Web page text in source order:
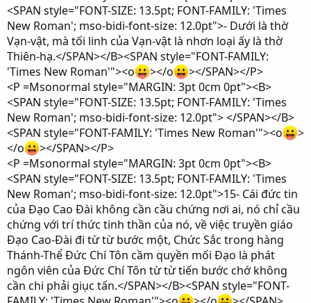
<SPAN style="FONT-SIZE: 13.5pt; FONT-FAMILY: 'Times
New Roman'; mso-bidi-font-size: 12.0pt">- Dưới là thờ
Vạn-vật, mà tối linh của Vạn-vật là nhơn loại ấy là thờ
Thiên-hạ.</SPAN></B><SPAN style="FONT-FAMILY:
'Times New Roman'"><o
></o
></SPAN></P>
<P =Msonormal style="MARGIN: 3pt 0cm 0pt"><B>
<SPAN style="FONT-SIZE: 13.5pt; FONT-FAMILY: 'Times
New Roman'; mso-bidi-font-size: 12.0pt"> </SPAN></B>
<SPAN style="FONT-FAMILY: 'Times New Roman'"><o
>
</o
></SPAN></P>
<P =Msonormal style="MARGIN: 3pt 0cm 0pt"><B>
<SPAN style="FONT-SIZE: 13.5pt; FONT-FAMILY: 'Times
New Roman'; mso-bidi-font-size: 12.0pt">15- Cái đức tin
của Đạo Cao Đài không cần cầu chứng nơi ai, nó chỉ cầu
chứng với trí thức tinh thần của nó, về việc truyền giáo
Đạo Cao-Đài đi từ từ bước một, Chức Sắc trong hàng
Thánh-Thể Đức Chí Tôn cầm quyền mối Đạo là phát
ngôn viên của Đức Chí Tôn từ từ tiến bước chớ không
cần chi phải giục tấn.</SPAN></B><SPAN style="FONT-